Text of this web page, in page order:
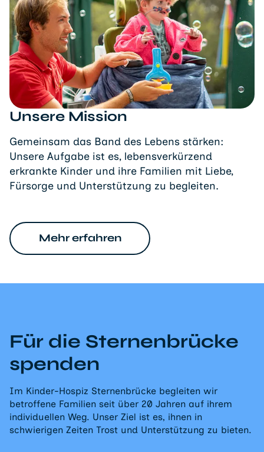
Unsere Mission
Gemeinsam das Band des Lebens stärken:
Unsere Aufgabe ist es, lebensverkürzend
erkrankte Kinder und ihre Familien mit Liebe,
Fürsorge und Unterstützung zu begleiten.
Mehr erfahren
Für die Sternenbrücke
spenden
Im Kinder-Hospiz Sternenbrücke begleiten wir
betroffene Familien seit über 20 Jahren auf ihrem
individuellen Weg. Unser Ziel ist es, ihnen in
schwierigen Zeiten Trost und Unterstützung zu bieten.